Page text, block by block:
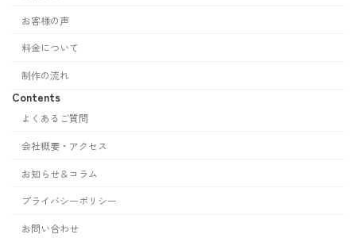
お客様の声
料金について
制作の流れ
Contents
よくあるご質問
会社概要・アクセス
お知らせ＆コラム
プライバシーポリシー
お問い合わせ